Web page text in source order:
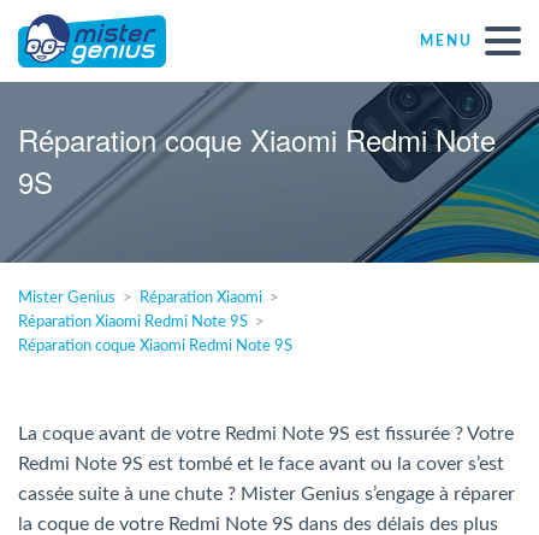
MENU
Réparations – Dépannages
Magasins informatiques toutes marques
Particulier
Indépendant
Réparation coque Xiaomi Redmi Note
9S
Mister Genius
Réparation Xiaomi
Réparation Xiaomi Redmi Note 9S
Réparation coque Xiaomi Redmi Note 9S
La coque avant de votre Redmi Note 9S est fissurée ? Votre
Redmi Note 9S est tombé et le face avant ou la cover s’est
cassée suite à une chute ? Mister Genius s’engage à réparer
la coque de votre Redmi Note 9S dans des délais des plus